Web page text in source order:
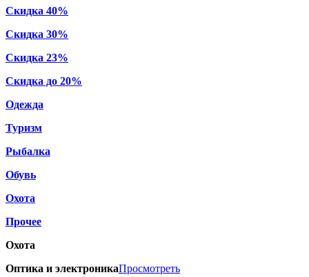
Скидка 40%
Скидка 30%
Скидка 23%
Скидка до 20%
Одежда
Туризм
Рыбалка
Обувь
Охота
Прочее
Охота
Оптика и электроникаПросмотреть